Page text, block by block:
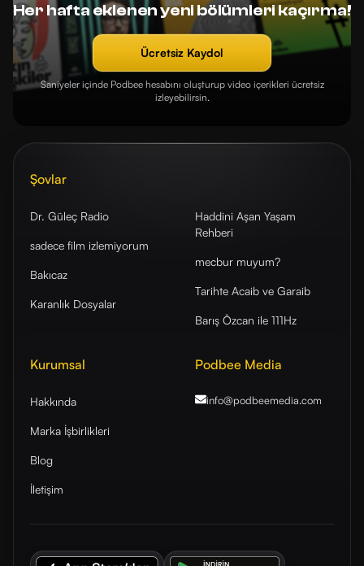
Her hafta eklenen yeni bölümleri kaçırma!
Ücretsiz Kaydol
Saniyeler içinde Podbee hesabını oluşturup video içerikleri ücretsiz
izleyebilirsin.
Şovlar
Dr. Güleç Radio
sadece film izlemiyorum
Bakıcaz
Karanlık Dosyalar
Haddini Aşan Yaşam
Rehberi
mecbur muyum?
Tarihte Acaib ve Garaib
Barış Özcan ile 111Hz
Kurumsal
Hakkında
Marka İşbirlikleri
Blog
İletişim
Podbee Media
info@podbeemedia.com